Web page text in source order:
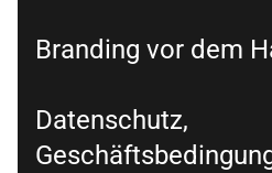
Branding vor dem
Datenschutz,